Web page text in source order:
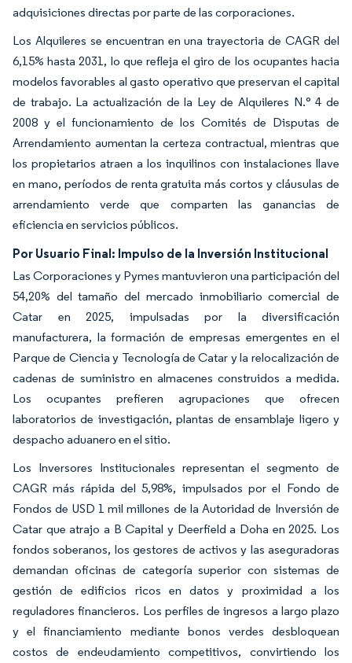
adquisiciones directas por parte de las corporaciones.
Los Alquileres se encuentran en una trayectoria de CAGR del
6,15% hasta 2031, lo que refleja el giro de los ocupantes hacia
modelos favorables al gasto operativo que preservan el capital
de trabajo. La actualización de la Ley de Alquileres N.° 4 de
2008 y el funcionamiento de los Comités de Disputas de
Arrendamiento aumentan la certeza contractual, mientras que
los propietarios atraen a los inquilinos con instalaciones llave
en mano, períodos de renta gratuita más cortos y cláusulas de
arrendamiento verde que comparten las ganancias de
eficiencia en servicios públicos.
Por Usuario Final: Impulso de la Inversión Institucional
Las Corporaciones y Pymes mantuvieron una participación del
54,20% del tamaño del mercado inmobiliario comercial de
Catar en 2025, impulsadas por la diversificación
manufacturera, la formación de empresas emergentes en el
Parque de Ciencia y Tecnología de Catar y la relocalización de
cadenas de suministro en almacenes construidos a medida.
Los ocupantes prefieren agrupaciones que ofrecen
laboratorios de investigación, plantas de ensamblaje ligero y
despacho aduanero en el sitio.
Los Inversores Institucionales representan el segmento de
CAGR más rápida del 5,98%, impulsados por el Fondo de
Fondos de USD 1 mil millones de la Autoridad de Inversión de
Catar que atrajo a B Capital y Deerfield a Doha en 2025. Los
fondos soberanos, los gestores de activos y las aseguradoras
demandan oficinas de categoría superior con sistemas de
gestión de edificios ricos en datos y proximidad a los
reguladores financieros. Los perfiles de ingresos a largo plazo
y el financiamiento mediante bonos verdes desbloquean
costos de endeudamiento competitivos, convirtiendo los